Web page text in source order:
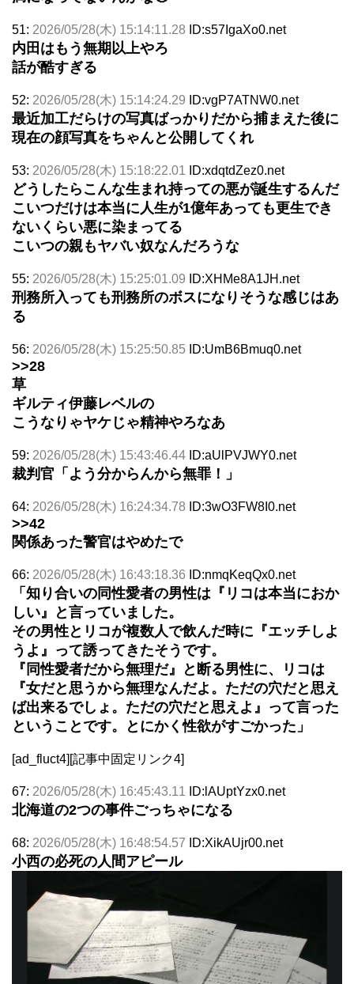
51: 2026/05/28(木) 15:14:11.28 ID:s57IgaXo0.net
内田はもう無期以上やろ
話が酷すぎる
52: 2026/05/28(木) 15:14:24.29 ID:vgP7ATNW0.net
最近加工だらけの写真ばっかりだから捕まえた後に
現在の顔写真をちゃんと公開してくれ
53: 2026/05/28(木) 15:18:22.01 ID:xdqtdZez0.net
どうしたらこんな生まれ持っての悪が誕生するんだ
こいつだけは本当に人生が1億年あっても更生でき
ないくらい悪に染まってる
こいつの親もヤバい奴なんだろうな
55: 2026/05/28(木) 15:25:01.09 ID:XHMe8A1JH.net
刑務所入っても刑務所のボスになりそうな感じはあ
る
56: 2026/05/28(木) 15:25:50.85 ID:UmB6Bmuq0.net
>>28
草
ギルティ伊藤レベルの
こうなりゃヤケじゃ精神やろなあ
59: 2026/05/28(木) 15:43:46.44 ID:aUlPVJWY0.net
裁判官「よう分からんから無罪！」
64: 2026/05/28(木) 16:24:34.78 ID:3wO3FW8I0.net
>>42
関係あった警官はやめたで
66: 2026/05/28(木) 16:43:18.36 ID:nmqKeqQx0.net
「知り合いの同性愛者の男性は『リコは本当におか
しい』と言っていました。
その男性とリコが複数人で飲んだ時に『エッチしよ
うよ』って誘ってきたそうです。
『同性愛者だから無理だ』と断る男性に、リコは
『女だと思うから無理なんだよ。ただの穴だと思え
ば出来るでしょ。ただの穴だと思えよ』って言った
ということです。とにかく性欲がすごかった」
[ad_fluct4][記事中固定リンク4]
67: 2026/05/28(木) 16:45:43.11 ID:lAUptYzx0.net
北海道の2つの事件ごっちゃになる
68: 2026/05/28(木) 16:48:54.57 ID:XikAUjr00.net
小西の必死の人間アピール